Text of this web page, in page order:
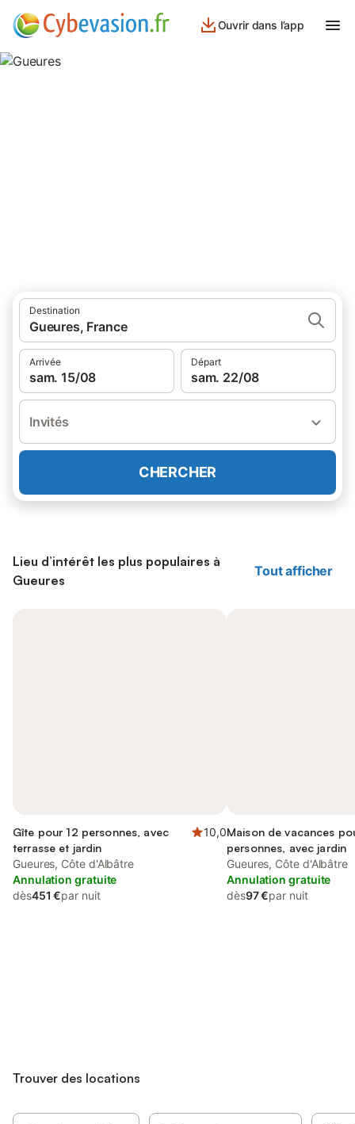
Ouvrir dans l’app
Destination
Gueures, France
Arrivée
sam. 15/08
Départ
sam. 22/08
Invités
CHERCHER
Lieu d’intérêt les plus populaires à
Gueures
Tout afficher
Gîte pour 12 personnes, avec
terrasse et jardin
10,0
Gueures, Côte d'Albâtre
Annulation gratuite
dès451 €par nuit
Maison de vacances
personnes, avec jardin
Gueures, Côte d'Albâtre
Annulation gratuite
dès97 €par nuit
Trouver des locations